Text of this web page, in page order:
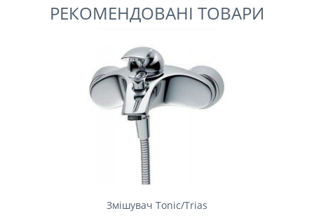
РЕКОМЕНДОВАНІ ТОВАРИ
Змішувач Tonic/Trias